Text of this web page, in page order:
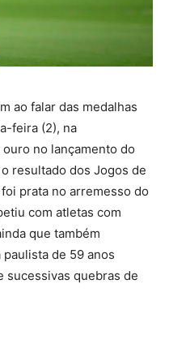
ao falar das medalhas
feira (2), na
no lançamento do
resultado dos Jogos de
prata no arremesso do
com atletas com
que também
de 59 anos
sucessivas quebras de